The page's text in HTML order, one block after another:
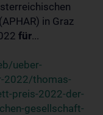
in Graz
für...
ueber-
2022/thomas-
preis-2022-der-
gesellschaft-